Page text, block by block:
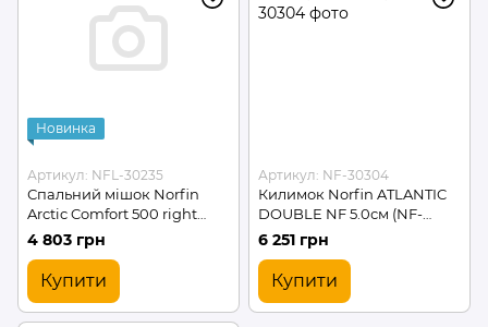
Новинка
Артикул: NFL-30235
Спальний мішок Norfin
Arctic Comfort 500 right
(NFL-30235)
4 803 грн
Купити
Артикул: NF-30304
Килимок Norfin ATLANTIC
DOUBLE NF 5.0см (NF-
30304)
6 251 грн
Купити